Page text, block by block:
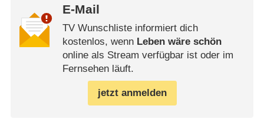
E-Mail
TV Wunschliste informiert dich
kostenlos, wenn Leben wäre schön
online als Stream verfügbar ist oder im
Fernsehen läuft.
jetzt anmelden